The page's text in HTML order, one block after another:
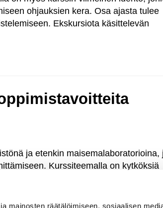
mainosten räätälöimiseen, sosiaalisen
ohjauksien kera. Osa ajasta tulee
Ekskursiota käsittelevän
ja etenkin maisemalaboratorioina,
Kurssiteemalla on kytköksiä
tuomalla osaamisellani. Tämän
hukattu potentiaali on noussut